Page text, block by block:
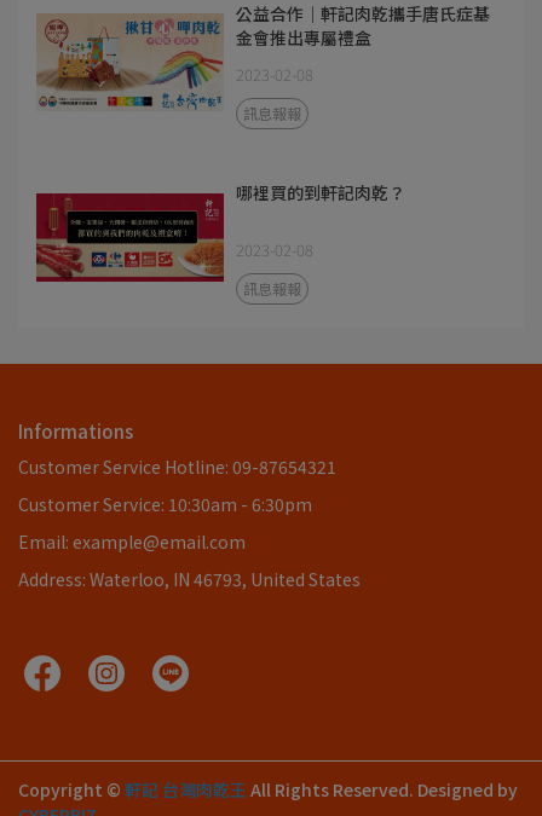
公益合作｜軒記肉乾攜手唐氏症基
金會推出專屬禮盒
2023-02-08
訊息報報
哪裡買的到軒記肉乾？
2023-02-08
訊息報報
Informations
Customer Service Hotline: 09-87654321
Customer Service: 10:30am - 6:30pm
Email: example@email.com
Address: Waterloo, IN 46793, United States
Copyright © 軒記 台灣肉乾王 All Rights Reserved. Designed by